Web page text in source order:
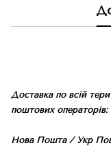
Доставка по всій
поштових операторів:
Нова Пошта / Укр